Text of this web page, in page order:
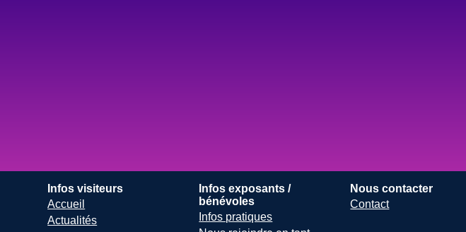
Infos visiteurs
Accueil
Actualités
Infos exposants /
bénévoles
Infos pratiques
Nous contacter
Contact